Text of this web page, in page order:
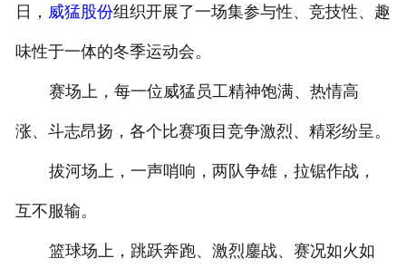
日， 威猛股份组织开展了一场集参与性、竞技性、趣
味性于一体的冬季运动会。
赛场上，每一位威猛员工精神饱满、热情高
涨、斗志昂扬，各个比赛项目竞争激烈、精彩纷呈。
拔河场上，一声哨响，两队争雄，拉锯作战，
互不服输。
篮球场上，跳跃奔跑、激烈鏖战、赛况如火如